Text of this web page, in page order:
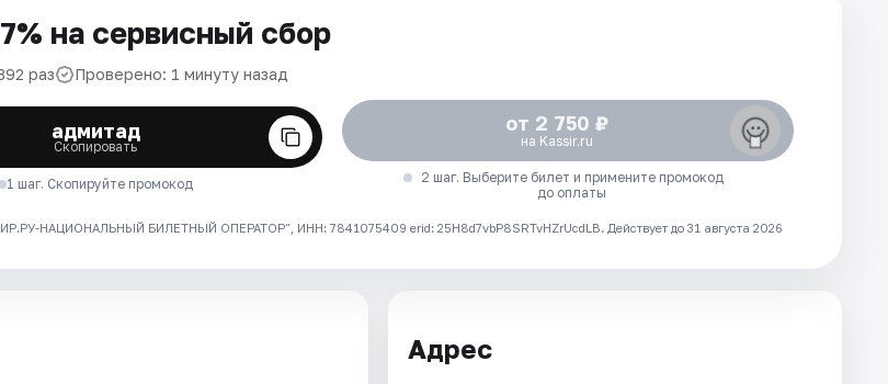
на сервисный сбор
раз Проверено: 1 минуту назад
адмитад
Скопировать
1 шаг. Скопируйте промокод
от 2 750 ₽
на Kassir.ru
2 шаг. Выберите билет и примените промокод
до оплаты
НАЦИОНАЛЬНЫЙ БИЛЕТНЫЙ ОПЕРАТОР", ИНН: 7841075409 erid: 25H8d7vbP8SRTvHZrUcdLB. Действует до 31 августа 2026
Адрес